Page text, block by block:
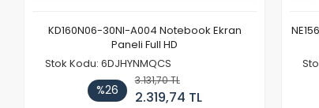
KD160N06-30NI-A004 Notebook Ekran
Paneli Full HD
Stok Kodu: 6DJHYNMQCS
%26
3.131,70 TL
2.319,74 TL